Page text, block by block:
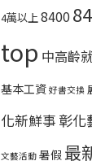
4萬以上8400
top 中高齡
基本工資 好書交換
化新鮮事 彰化
文藝活動 暑假 最